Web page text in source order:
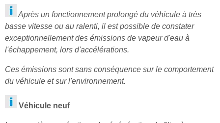
Après un fonctionnement prolongé du véhicule à très
basse vitesse ou au ralenti, il est possible de constater
exceptionnellement des émissions de vapeur d'eau à
l'échappement, lors d'accélérations.
Ces émissions sont sans conséquence sur le comportement
du véhicule et sur l'environnement.
Véhicule neuf